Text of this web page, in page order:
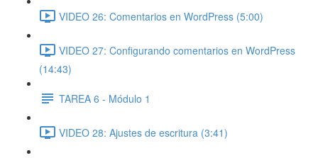
VIDEO 26: Comentarios en WordPress (5:00)
VIDEO 27: Configurando comentarios en WordPress
(14:43)
TAREA 6 - Módulo 1
VIDEO 28: Ajustes de escritura (3:41)